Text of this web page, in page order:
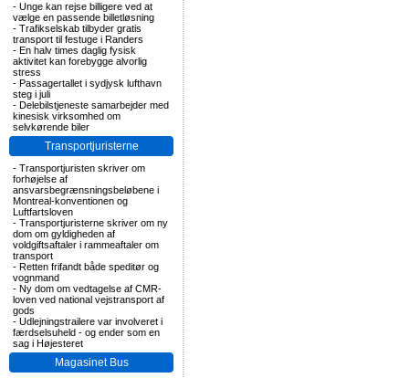
- Unge kan rejse billigere ved at
vælge en passende billetløsning
- Trafikselskab tilbyder gratis
transport til festuge i Randers
- En halv times daglig fysisk
aktivitet kan forebygge alvorlig
stress
- Passagertallet i sydjysk lufthavn
steg i juli
- Delebilstjeneste samarbejder med
kinesisk virksomhed om
selvkørende biler
Transportjuristerne
- Transportjuristen skriver om
forhøjelse af
ansvarsbegrænsningsbeløbene i
Montreal-konventionen og
Luftfartsloven
- Transportjuristerne skriver om ny
dom om gyldigheden af
voldgiftsaftaler i rammeaftaler om
transport
- Retten frifandt både speditør og
vognmand
- Ny dom om vedtagelse af CMR-
loven ved national vejstransport af
gods
- Udlejningstrailere var involveret i
færdselsuheld - og ender som en
sag i Højesteret
Magasinet Bus